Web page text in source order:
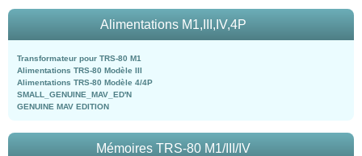
Alimentations M1,III,IV,4P
Transformateur pour TRS-80 M1
Alimentations TRS-80 Modèle III
Alimentations TRS-80 Modèle 4/4P
SMALL_GENUINE_MAV_ED'N
GENUINE MAV EDITION
Mémoires TRS-80 M1/III/IV